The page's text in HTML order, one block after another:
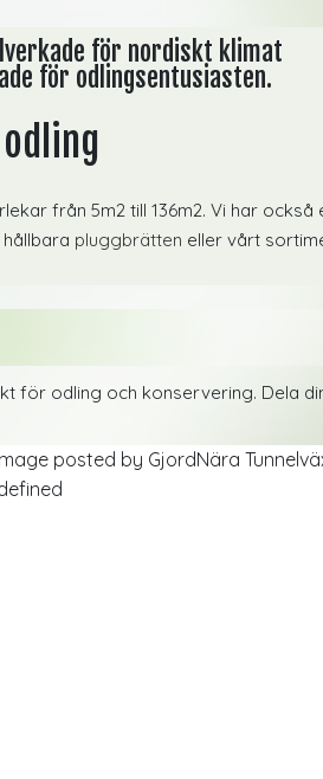
för nordiskt klimat
för odlingsentusiasten.
från 5m2 till 136m2. Vi har
pluggbrätten eller vårt
för odling och konservering. Dela